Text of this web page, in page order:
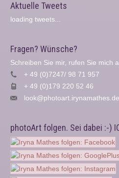
Aktuelle Tweets
loading tweets...
Fragen? Wünsche?
Schreiben Sie mir, rufen Sie mich
+ 49 (0)7247/ 98 71 957
+ 49 (0)179 220 52 46
look@photoart.irynamathes.de
photoArt folgen. Sei dabei :-)